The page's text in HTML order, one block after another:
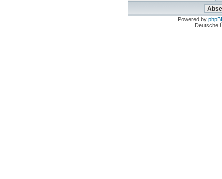
Powered by
Deutsche